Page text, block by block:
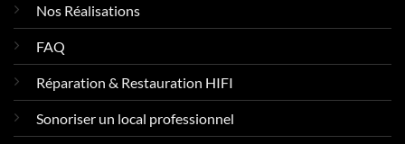
Nos Réalisations
FAQ
Réparation & Restauration HIFI
Sonoriser un local professionnel